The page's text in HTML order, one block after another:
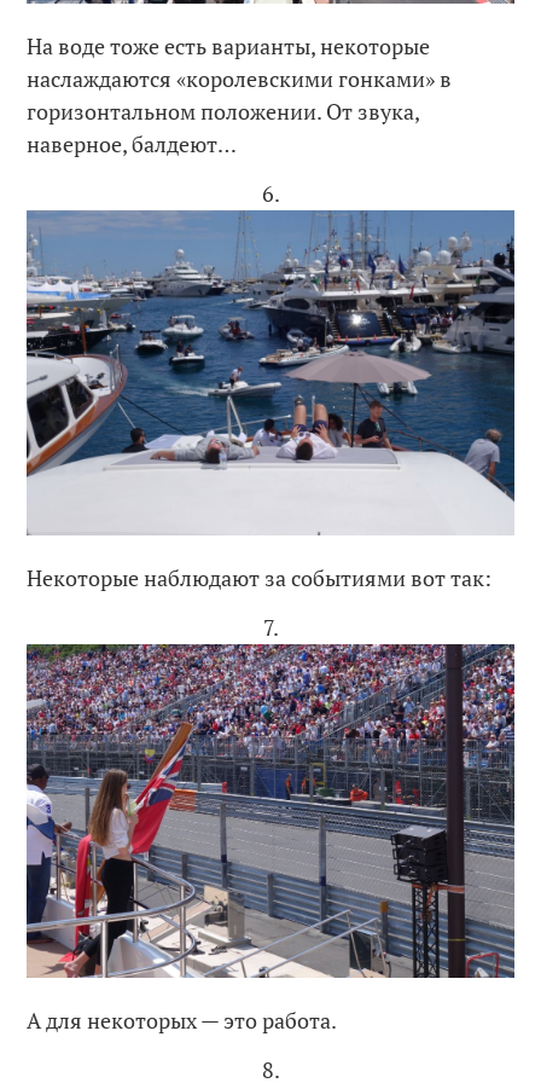
На воде тоже есть варианты, некоторые
наслаждаются «королевскими гонками» в
горизонтальном положении. От звука,
наверное, балдеют…
6.
Некоторые наблюдают за событиями вот так:
7.
А для некоторых — это работа.
8.